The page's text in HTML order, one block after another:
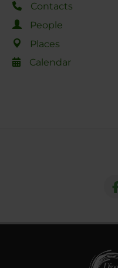
Contacts
People
Places
Calendar